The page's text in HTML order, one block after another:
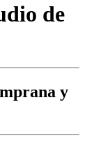
de
y